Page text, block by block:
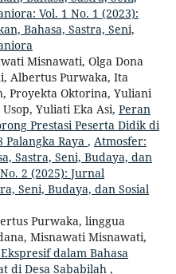
Vol. 1 No. 1 (2023):
Bahasa, Sastra, Seni,
Misnawati, Olga Dona
Albertus Purwaka, Ita
Proyekta Oktorina, Yuliani
Yuliati Eka Asi, Peran
Prestasi Peserta Didik di
Palangka Raya , Atmosfer:
Sastra, Seni, Budaya, dan
2 (2025): Jurnal
Seni, Budaya, dan Sosial
Purwaka, linggua
Misnawati Misnawati,
dalam Bahasa
di Desa Sababilah ,